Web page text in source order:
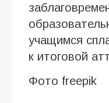
учащимся
к итоговой
Фото freepik